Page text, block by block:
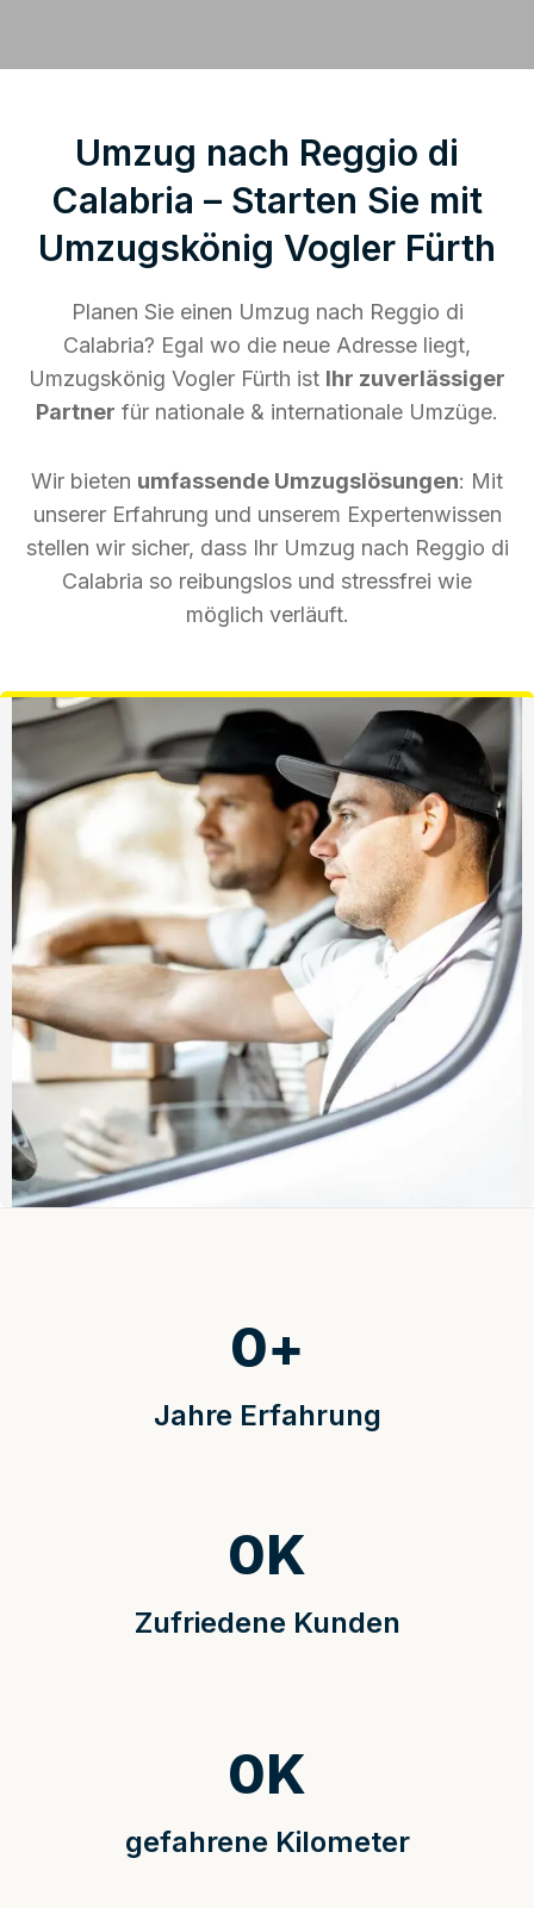
Umzug nach Reggio di
Calabria – Starten Sie mit
Umzugskönig Vogler Fürth
Planen Sie einen Umzug nach Reggio di
Calabria? Egal wo die neue Adresse liegt,
Umzugskönig Vogler Fürth ist Ihr zuverlässiger
Partner für nationale & internationale Umzüge.
Wir bieten umfassende Umzugslösungen: Mit
unserer Erfahrung und unserem Expertenwissen
stellen wir sicher, dass Ihr Umzug nach Reggio di
Calabria so reibungslos und stressfrei wie
möglich verläuft.
Jahre Erfahrung
0+
Zufriedene Kunden
0K
gefahrene Kilometer
0K